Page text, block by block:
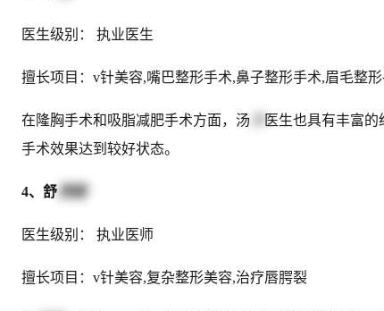
医生级别： 执业医生
擅长项目：v针美容,嘴巴整形手术,鼻子整形手术,眉毛整
在隆胸手术和吸脂减肥手术方面，汤
医生也具有丰富
手术效果达到较好状态。
4、舒 茂国
医生级别： 执业医师
擅长项目：v针美容,复杂整形美容,治疗唇腭裂